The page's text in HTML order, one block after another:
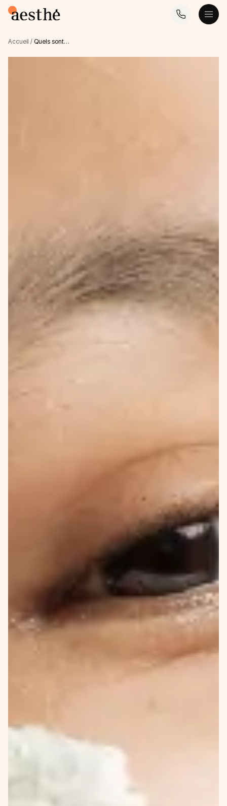
Accueil / Quels sont…